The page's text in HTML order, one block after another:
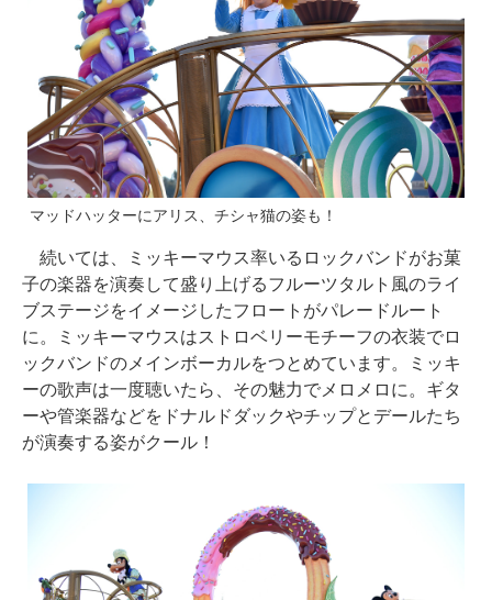
マッドハッターにアリス、チシャ猫の姿も！
続いては、ミッキーマウス率いるロックバンドがお菓
子の楽器を演奏して盛り上げるフルーツタルト風のライ
ブステージをイメージしたフロートがパレードルート
に。ミッキーマウスはストロベリーモチーフの衣装でロ
ックバンドのメインボーカルをつとめています。ミッキ
ーの歌声は一度聴いたら、その魅力でメロメロに。ギタ
ーや管楽器などをドナルドダックやチップとデールたち
が演奏する姿がクール！